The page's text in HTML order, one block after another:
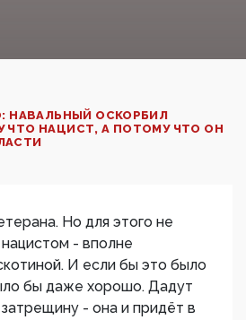
НАВАЛЬНЫЙ ОСКОРБИЛ
ЧТО НАЦИСТ, А ПОТОМУ ЧТО ОН
Но для этого не
- вполне
И если бы это было
бы даже хорошо. Дадут
- она и придёт в